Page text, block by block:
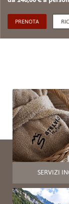
PRENOTA
SERVIZI